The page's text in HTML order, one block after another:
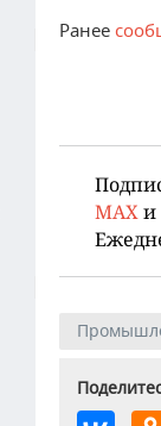
Ранее
MAX и